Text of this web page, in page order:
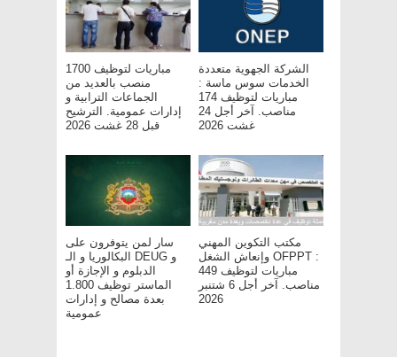
مباريات لتوظيف 1700
منصب بالعديد من
الجماعات الترابية و
إدارات عمومية. الترشيح
قبل 28 غشت 2026
الشركة الجهوية متعددة
الخدمات سوس ماسة :
مباريات لتوظيف 174
مناصب. آخر أجل 24
غشت 2026
سار لمن يتوفرون على
البكالوريا و الـ DEUG و
الدبلوم و الإجازة أو
الماستر توظيف 1.800
بعدة مصالح و إدارات
عمومية
مكتب التكوين المهني
وإنعاش الشغل OFPPT :
مباريات لتوظيف 449
مناصب. آخر أجل 6 شتنبر
2026